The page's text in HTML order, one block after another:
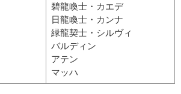
碧龍喚士・カエデ
日龍喚士・カンナ
緑龍契士・シルヴィ
バルディン
アテン
マッハ